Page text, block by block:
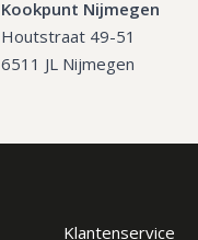
Kookpunt Nijmegen
Houtstraat 49-51
6511 JL Nijmegen
Klantenservice